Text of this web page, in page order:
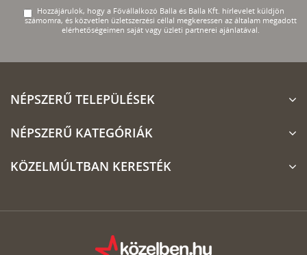
Hozzájárulok, hogy a Fővállalkozó Balla és Balla Kft. hírlevelet küldjön
számomra, és közvetlen üzletszerzési céllal megkeressen az általam megadott
elérhetőségeimen saját vagy üzleti partnerei ajánlatával.
NÉPSZERŰ TELEPÜLÉSEK
NÉPSZERŰ KATEGÓRIÁK
KÖZELMÚLTBAN KERESTÉK